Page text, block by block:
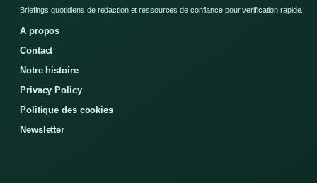
Briefings quotidiens de redaction et ressources de confiance pour verification rapide.
A propos
Contact
Notre histoire
Privacy Policy
Politique des cookies
Newsletter